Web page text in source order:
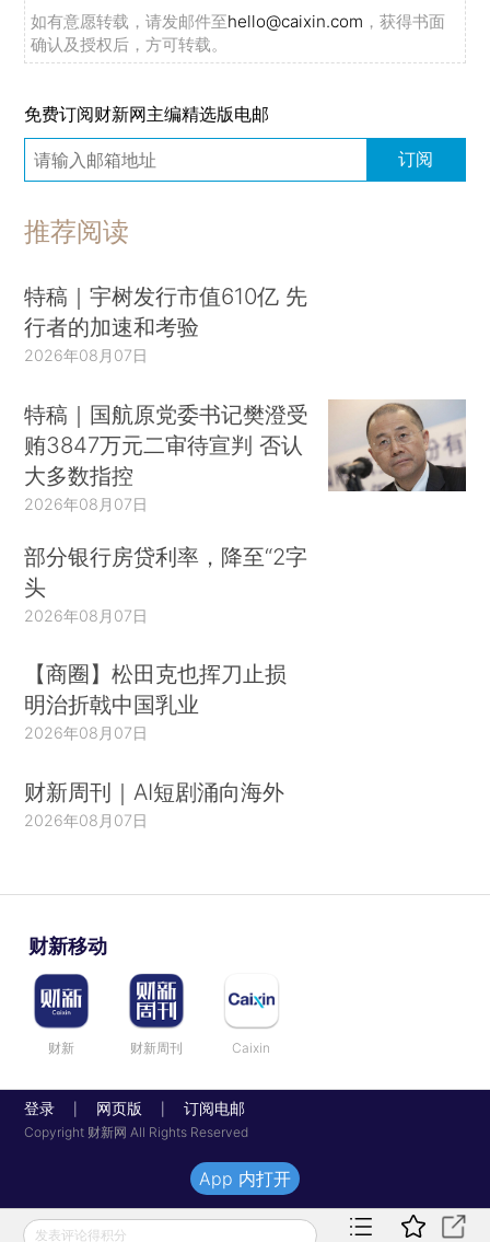
如有意愿转载，请发邮件至hello@caixin.com ，获得书面
确认及授权后，方可转载。
免费订阅财新网主编精选版电邮
订阅
推荐阅读
特稿｜宇树发行市值610亿 先
行者的加速和考验
2026年08月07日
特稿｜国航原党委书记樊澄受
贿3847万元二审待宣判 否认
大多数指控
2026年08月07日
部分银行房贷利率，降至“2字
头
2026年08月07日
【商圈】松田克也挥刀止损
明治折戟中国乳业
2026年08月07日
财新周刊｜AI短剧涌向海外
2026年08月07日
财新移动
财新 财新周刊 Caixin
登录 网页版 订阅电邮
Copyright 财新网 All Rights Reserved
发表评论得积分
App 内打开